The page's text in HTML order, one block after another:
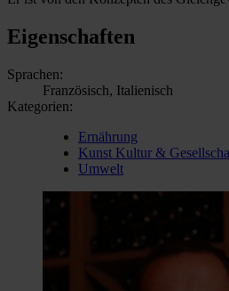
Eigenschaften
Sprachen:
Französisch, Italienisch
Kategorien:
Ernährung
Kunst Kultur &
Umwelt